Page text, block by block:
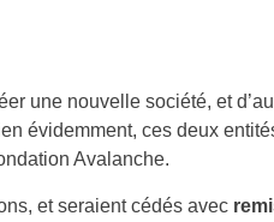
une nouvelle société, et
évidemment, ces deux
Avalanche.
et seraient cédés avec